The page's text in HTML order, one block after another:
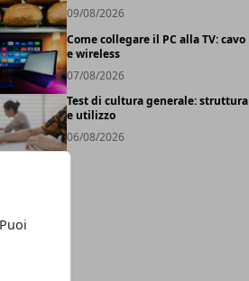
09/08/2026
Come collegare il PC alla TV: cavo
e wireless
07/08/2026
Test di cultura generale: struttura
e utilizzo
06/08/2026